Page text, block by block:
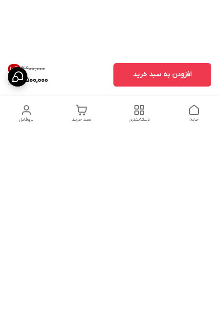
۳٬۹۰۰٬۰۰۰ 10%
3,500,000
افزودن به سبد خرید
پروفایل سبد خرید دسته‌بندی خانه